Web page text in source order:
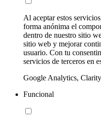
Al aceptar estos
forma anónima el
dentro de nuestro sitio
sitio web y mejorar
usuario. Con tu
servicios de terceros en
Google Analytics,
Funcional